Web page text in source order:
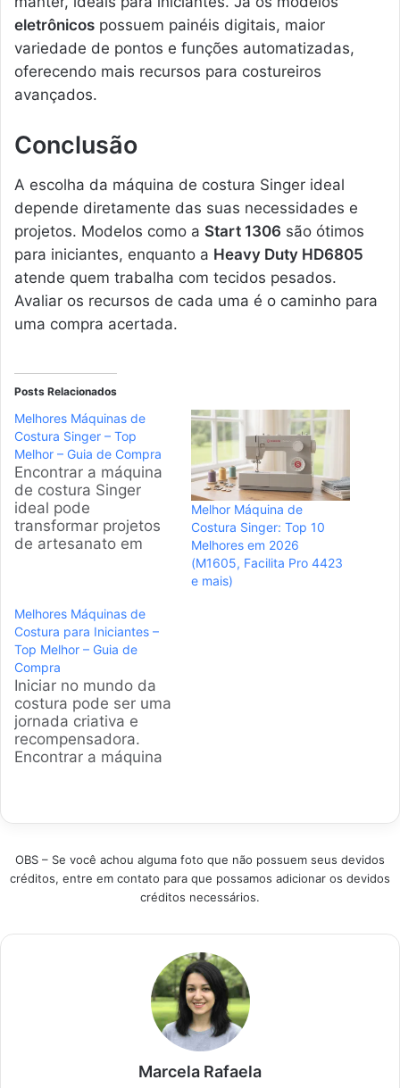
eletrônicos possuem painéis digitais, maior
variedade de pontos e funções automatizadas,
oferecendo mais recursos para costureiros
avançados.
Conclusão
A escolha da máquina de costura Singer ideal
depende diretamente das suas necessidades e
projetos. Modelos como a Start 1306 são ótimos
para iniciantes, enquanto a Heavy Duty HD6805
atende quem trabalha com tecidos pesados.
Avaliar os recursos de cada uma é o caminho para
uma compra acertada.
Posts Relacionados
Melhores Máquinas de
Costura Singer – Top
Melhor – Guia de Compra
Encontrar a máquina
de costura Singer
ideal pode
transformar projetos
de artesanato em
equipe de
especialistas para
analisar os modelos
mais eficientes e
populares, ajudando
você a fazer a
escolha certa para
suas necessidades.
Produtos em
Melhor Máquina de
Costura Singer: Top 10
Melhores em 2026
(M1605, Facilita Pro 4423
e mais)
Melhores Máquinas de
Costura para Iniciantes –
Top Melhor – Guia de
Compra
Iniciar no mundo da
costura pode ser uma
jornada criativa e
recompensadora.
Encontrar a máquina
em peças únicas, seja
reparos ou para dar
vida a grandes
projetos. Produtos em
escolher a máquina
OBS – Se você achou alguma foto que não possuem seus devidos
créditos, entre em contato para que possamos adicionar os devidos
créditos necessários.
Marcela Rafaela